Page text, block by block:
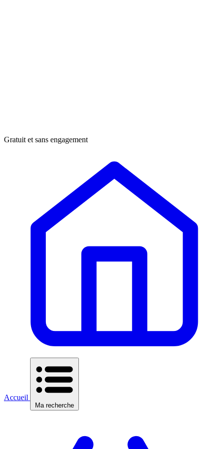
Gratuit et sans engagement
Accueil
Ma recherche